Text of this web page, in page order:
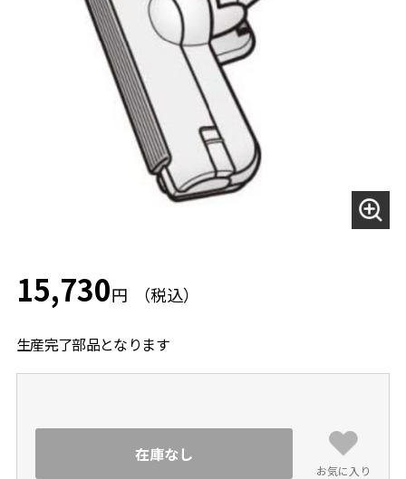
15,730円
生産完了部品となります
在庫なし
お気に入り